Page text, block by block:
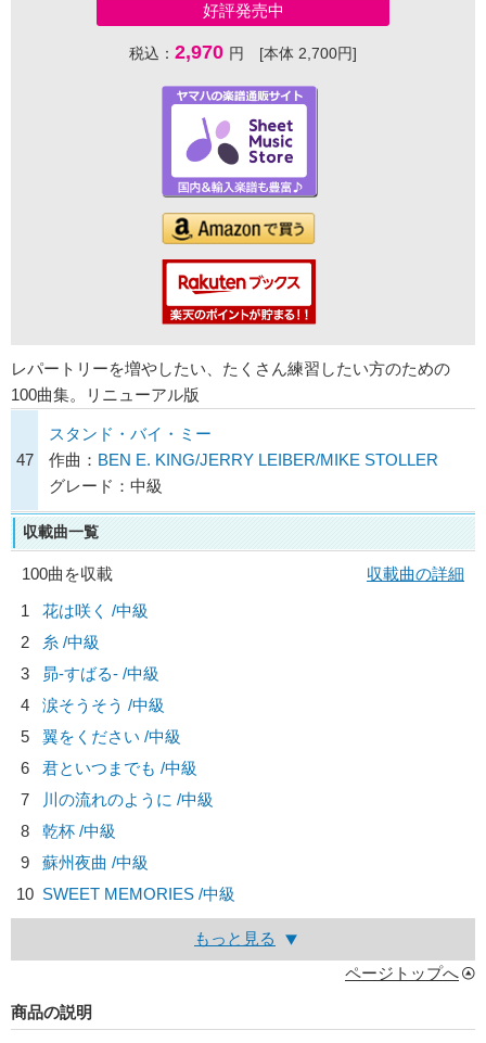
好評発売中
税込： 2,970 円 [本体 2,700円]
レパートリーを増やしたい、たくさん練習したい方のための
100曲集。リニューアル版
47
スタンド・バイ・ミー
作曲： BEN E. KING/JERRY LEIBER/MIKE STOLLER
グレード：中級
収載曲一覧
100曲を収載
収載曲の詳細
1
花は咲く /中級
2
糸 /中級
3
昴-すばる- /中級
4
涙そうそう /中級
5
翼をください /中級
6
君といつまでも /中級
7
川の流れのように /中級
8
乾杯 /中級
9
蘇州夜曲 /中級
10 SWEET MEMORIES /中級
もっと見る
ページトップへ
商品の説明